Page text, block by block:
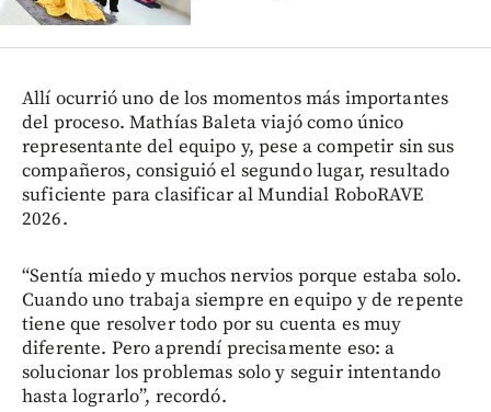
Allí ocurrió uno de los momentos más importantes
del proceso. Mathías Baleta viajó como único
representante del equipo y, pese a competir sin sus
compañeros, consiguió el segundo lugar, resultado
suficiente para clasificar al Mundial RoboRAVE
2026.
“Sentía miedo y muchos nervios porque estaba solo.
Cuando uno trabaja siempre en equipo y de repente
tiene que resolver todo por su cuenta es muy
diferente. Pero aprendí precisamente eso: a
solucionar los problemas solo y seguir intentando
hasta lograrlo”, recordó.